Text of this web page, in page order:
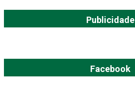
Publicidade
Facebook